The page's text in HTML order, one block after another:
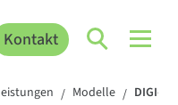
Kontakt
/ Modelle / DIGI-